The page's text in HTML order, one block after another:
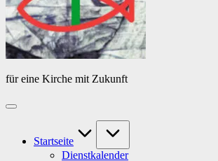
für eine Kirche mit Zukunft
Startseite
Dienstkalender